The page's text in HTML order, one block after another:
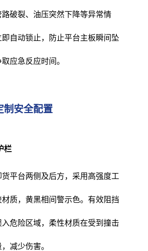
路破裂、油压突然下降等异常情
自动锁止，防止平台主板瞬间坠
应急反应时间。
制安全配置
栏
货平台两侧及后方，采用高强度工
质，黄黑相间警示色。有效阻挡
入危险区域，柔性材质在受到撞击
减少伤害。